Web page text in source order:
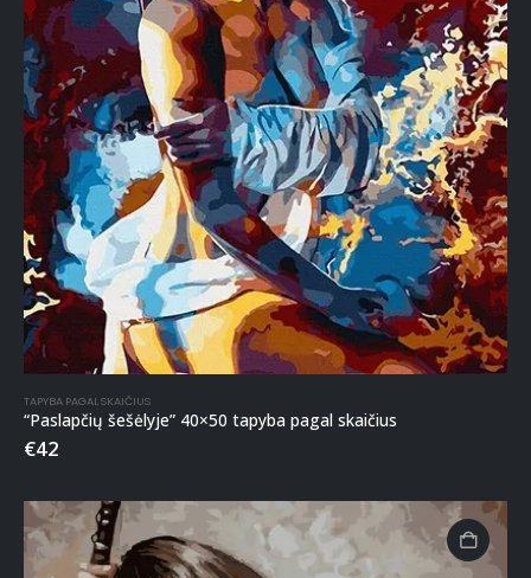
TAPYBA PAGAL SKAIČIUS
“Paslapčių šešėlyje” 40×50 tapyba pagal skaičius
€42